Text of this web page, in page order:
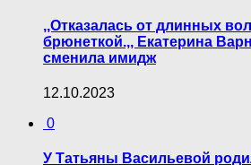
,,Отказалась от длинных
брюнеткой.,, Екатерина
сменила имидж
12.10.2023
0
У Татьяны Васильевой